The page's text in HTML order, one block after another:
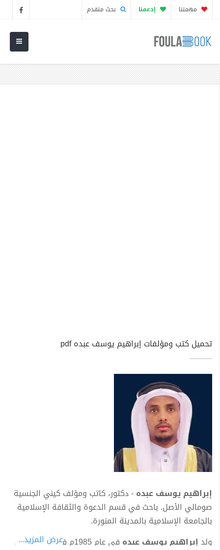
مهمتنا إدعمنا بحث متقدم
تحميل كتب ومؤلفات إبراهيم يوسف عبده pdf
إبراهيم يوسف عبده- دكتور، كاتب ومؤلف كيني الجنسية
صومالي الأصل. باحث في قسم الدعوة والثقافة الإسلامية
بالجامعة الإسلامية بالمدينة المنورة.
ولدإبراهيم يوسف عبده
في عام 1985م في مدينة ونلي
عرض المزيد...